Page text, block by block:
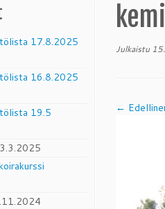
17.8.2025
16.8.2025
19.5
Julkaistu
←